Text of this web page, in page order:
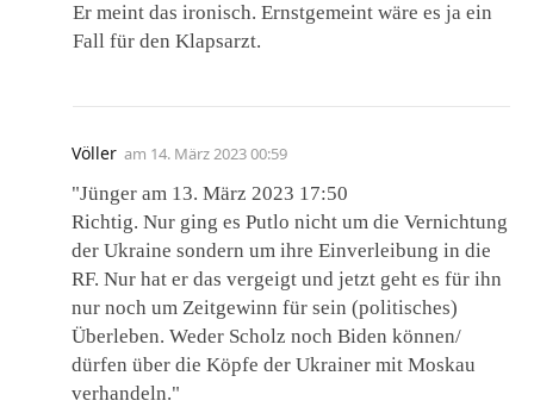
Er meint das ironisch. Ernstgemeint wäre es ja ein
Fall für den Klapsarzt.
Völler am 14. März 2023 00:59
"Jünger am 13. März 2023 17:50
Richtig. Nur ging es Putlo nicht um die Vernichtung
der Ukraine sondern um ihre Einverleibung in die
RF. Nur hat er das vergeigt und jetzt geht es für ihn
nur noch um Zeitgewinn für sein (politisches)
Überleben. Weder Scholz noch Biden können/
dürfen über die Köpfe der Ukrainer mit Moskau
verhandeln."